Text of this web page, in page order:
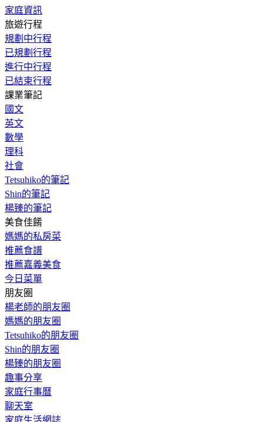
家庭資訊
旅遊行程
規劃中行程
已規劃行程
進行中行程
已結束行程
課業筆記
國文
英文
數學
理科
社會
Tetsuhiko的筆記
Shin的筆記
楊臻的筆記
美食佳餚
媽媽的私房菜
推薦食譜
推薦嘉義美食
今日菜單
朋友圈
楊老師的朋友圈
媽媽的朋友圈
Tetsuhiko的朋友圈
Shin的朋友圈
楊臻的朋友圈
趣事分享
家庭行事曆
聊天室
家庭生活網誌